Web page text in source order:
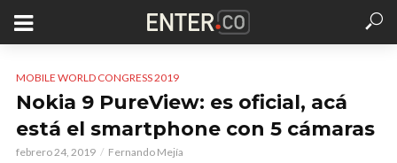
MOBILE WORLD CONGRESS 2019
Nokia 9 PureView: es oficial, acá
está el smartphone con 5 cámaras
febrero 24, 2019 Fernando Mejía